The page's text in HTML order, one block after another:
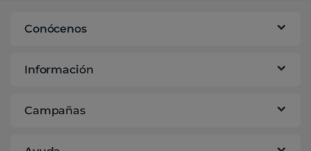
Conócenos
Información
Campañas